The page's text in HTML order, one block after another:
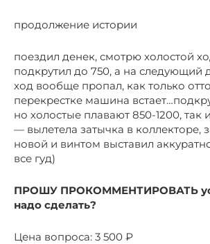
продолжение истории
поездил денек, смотрю холостой
подкрутил до 750, а на следующий
ход вообще пропал, как только
перекрестке машина
но холостые плавают 850-1200, так
— вылетела затычка в коллекторе,
новой и винтом выставил
все гуд)
ПРОШУ ПРОКОММЕНТИРОВАТЬ
надо сделать?
Цена вопроса: 3 500 ₽